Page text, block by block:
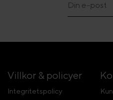
Villkor & policyer
Integritetspolicy